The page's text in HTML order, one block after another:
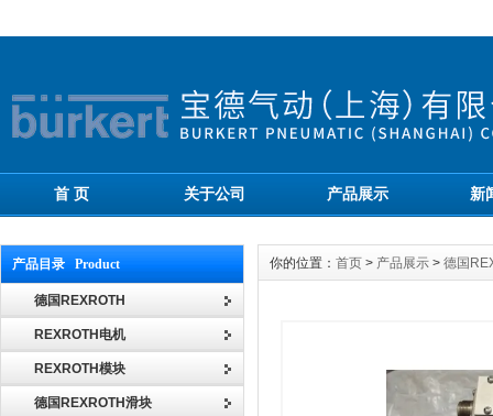
首 页 关于公司 产品展示 新
产品目录 Product
德国REXROTH
REXROTH电机
REXROTH模块
德国REXROTH滑块
你的位置： 首页 > 产品展示 > 德国